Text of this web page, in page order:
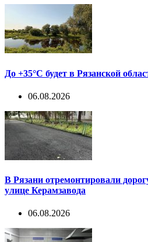
До +35°С будет в Рязанской
06.08.2026
В Рязани отремонтировали
улице Керамзавода
06.08.2026